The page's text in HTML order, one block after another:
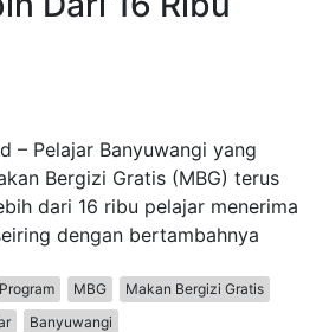
– Pelajar Banyuwangi yang
Bergizi Gratis (MBG) terus
dari 16 ribu pelajar menerima
dengan bertambahnya
Program MBG
Makan Bergizi Gratis
Banyuwangi